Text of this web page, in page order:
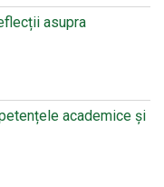
asupra
academice și